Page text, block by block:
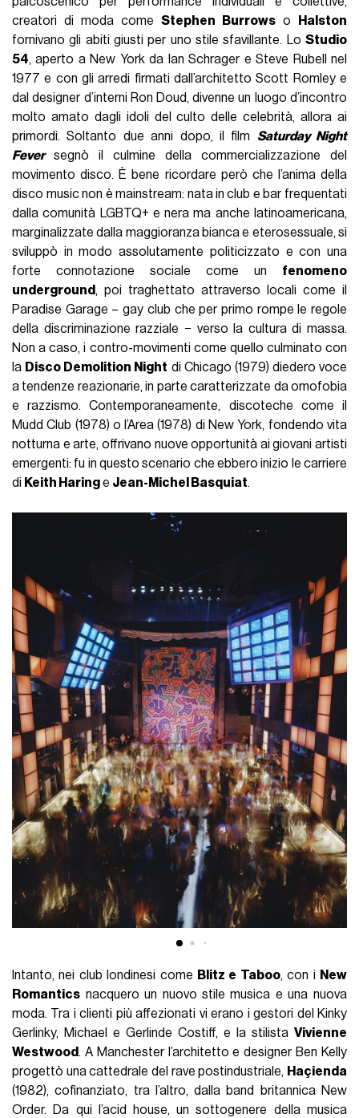
creatori di moda come Stephen Burrows o
Halston
fornivano gli abiti giusti per uno stile sfavillante. Lo Studio
54, aperto a New York da Ian Schrager e Steve Rubell nel
1977 e con gli arredi firmati dall’architetto Scott Romley e
dal designer d’interni Ron Doud, divenne un luogo d’incontro
molto amato dagli idoli del culto delle celebrità, allora ai
primordi. Soltanto due anni dopo, il film Saturday Night
Fever
segnò il culmine della commercializzazione del
movimento disco. È bene ricordare però che l’anima della
disco music non è mainstream: nata in club e bar frequentati
dalla comunità LGBTQ+ e nera ma anche latinoamericana,
marginalizzate dalla maggioranza bianca e eterosessuale, si
sviluppò in modo assolutamente politicizzato e con una
forte connotazione sociale come un fenomeno
underground , poi traghettato attraverso locali come il
Paradise Garage – gay club che per primo rompe le regole
della discriminazione razziale − verso la cultura di massa.
Non a caso, i contro-movimenti come quello culminato con
la Disco Demolition Night di Chicago (1979) diedero voce
a tendenze reazionarie, in parte caratterizzate da omofobia
e razzismo. Contemporaneamente, discoteche come il
Mudd Club (1978) o l’Area (1978) di New York, fondendo vita
notturna e arte, offrivano nuove opportunità ai giovani artisti
emergenti: fu in questo scenario che ebbero inizio le carriere
di Keith Haringe Jean-Michel Basquiat.
Intanto, nei club londinesi come Blitz e Taboo, con i New
Romantics nacquero un nuovo stile musica e una nuova
moda. Tra i clienti più affezionati vi erano i gestori del Kinky
Gerlinky, Michael e Gerlinde Costiff, e la stilista Vivienne
Westwood. A Manchester l’architetto e designer Ben Kelly
progettò una cattedrale del rave postindustriale, Haçienda
(1982), cofinanziato, tra l’altro, dalla band britannica New
Order. Da qui l’acid house, un sottogenere della musica